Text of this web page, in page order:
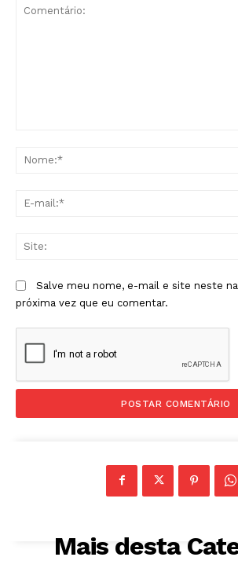
Salve meu nome, e-mail e site neste
próxima vez que eu comentar.
Mais desta